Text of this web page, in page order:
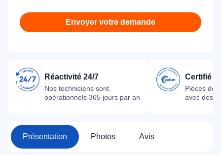
Envoyer votre demande
Réactivité 24/7
Nos techniciens sont
opérationnels 365 jours par an
Certifié
Pièces
avec des
Présentation Photos Avis